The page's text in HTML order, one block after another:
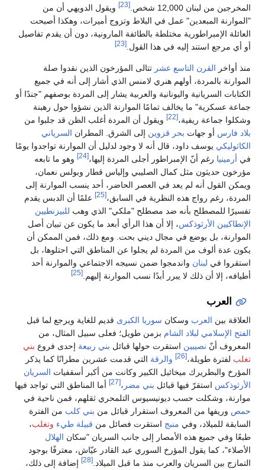
المخرجين من لبنان 12,000 شخص.
[23]
ويقول الدويهي أن من
"الموارنة المبعدين" عمل في البلاط وتزوج أميرات، وهكذا أصبحت
العائلة الإمبراطورية مختلطة بالطائفة المارونية، دون أن يقدم تفاصيل
أو أي مرجع استند إليه في هذا القول. [23]
منذ أواخر القرن التاسع عشر تتالى المؤرخون الذين نقدوا صلة
الموارنة بالمردة، أولهم هنري لامنس الذي أشار إلى أنه في جميع
الكتابات السريانية واليونانية والعربية يشار إلى المردة بوصفهم "جندًا أو
جماعة عسكرية" ما يخالف تمامًا الموارنة الذين نشؤوا حول رهبنة
وشكلوا جماعة ريفية،[22]
ويقول أن المردة أغلب الظن قد جلبوا من
بلاد فارس أو جهات بحر قزوين إلى الشرق. المطران السرياني
الكاثوليكي يوسف داود، قال أنه لا وجود لدليل أن الموارنة تواجدوا يومًا
في أرمينيا رغم أنّ الإمبراطور أجلى المردة إليها،[24]
وهو ما تابعه
مؤرخون حديثون مثل كمال الصليبي وإلياس قطار وبولس نعمان،
ويمكن القول أنه لم يعد في العصر الحاضر، أحد ينسب الموارنة إلى
المردة، رغم رواج هذه النظرية في السابق،[25]
علمًا أن الدبس يقدم
تفسيرًا للمصطلح بأنه ضد مصطلح "ملكي" الذي وهب للبيزنطيين
الإنطاكيين الأرثوذكس، إلا أن هذا الرأي أبعد ما يكون عن تبيان أصل
الموارنة، بل يوضع في مجال ديني بحت. ومع ذلك، فمن الممكن أن
يكون عدة ألوف من المردة لم يجلوا عن المناطق التي احتلوها، بل
استقروا في لبنان واندمجوا ضمن نسيجه الاجتماعي والموارنة أحد
أطيافه، إلا أن ذلك لا يبرر أبدًا نسب الموارنة إليهم. [25]
العرب
العلاقة بين العرب وسكان سوريا الكبرى قديم للغاية ويرجع لما قبل
الفتح الإسلامي لبلاد الشام بزمن طويل؛ فعلى سبيل المثال، من
المعروف أنّ نصيبين استقرت حولها قبائل بني ربيعة إحدى فروع بني
تغلب لفترة طويلة،[26] والرقة التي قدمت عشرين مطرانًا كما يذكر
المؤرخ والبطريرك ميخائيل الكبير وكانت من أكبر أسقفيات السريان
الأرثوذكس استقرّ فيها قبائل بني مضر ،[27]
أما المناطق التي تواجد فيها
موارنة، وشكلت حسب ديونيسيوس التلمحري ثقلهم، فمن ناحية في
حمص وريفها من المعروف استقرار قبائل من بني كلب من الفترة
السابقة للميلاد، وفي منبج استقرت فصائل من قبيلة طيء وتغلب،
طبعًا وفي جميع هذه الأمصار إلى جانب السريان "سكان الهلال
الأصلاء"، كما يقول المؤرخ السوري عبد القادر عيّاش، معترفًا بوجود
التمازج بين السريان والعرب منذ ما قبل الميلاد. [28]
إضافة إلى ذلك،